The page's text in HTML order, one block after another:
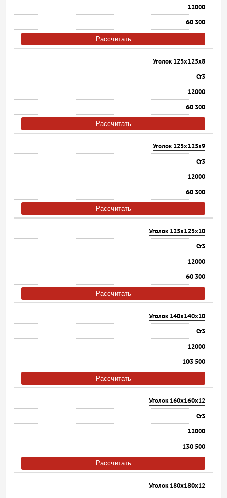
12000
60 300
Рассчитать
Уголок 125х125х8
Ст3
12000
60 300
Рассчитать
Уголок 125х125х9
Ст3
12000
60 300
Рассчитать
Уголок 125х125х10
Ст3
12000
60 300
Рассчитать
Уголок 140х140х10
Ст3
12000
103 500
Рассчитать
Уголок 160х160х12
Ст3
12000
130 500
Рассчитать
Уголок 180х180х12